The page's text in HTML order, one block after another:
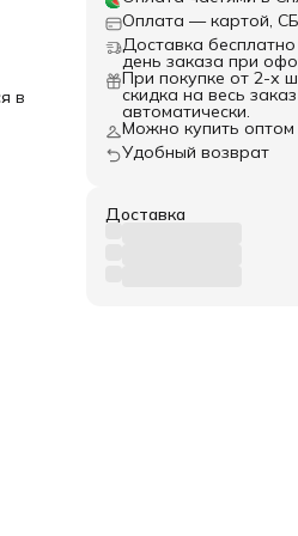
в
Оплата — картой,
Доставка
день заказа при
При покупке от 2-х
скидка на весь
автоматически.
Можно купить оптом
Удобный возврат
Доставка